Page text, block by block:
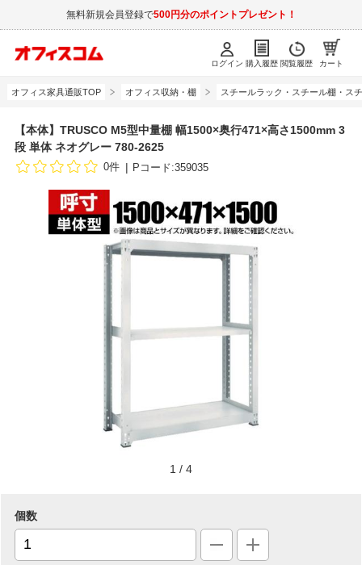
無料新規会員登録で500円分のポイントプレゼント！
ログイン 購入履歴 閲覧履歴 カート
オフィス家具通販TOP オフィス収納・棚 スチールラック・スチール棚・ス
【本体】TRUSCO M5型中量棚 幅1500×奥行471×高さ1500mm 3
段 単体 ネオグレー 780-2625
0件 Pコード:359035
1 / 4
個数